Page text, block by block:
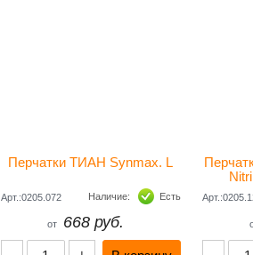
Перчатки ТИАН Synmax. L
Арт.:0205.072 Наличие: Есть
от 668 руб.